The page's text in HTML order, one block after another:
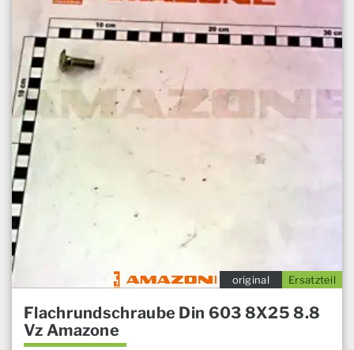
Ersatzteil
original
Flachrundschraube Din 603 8X25 8.8
Vz Amazone